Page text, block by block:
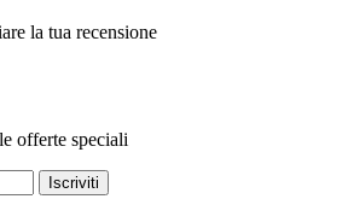
la tua recensione
offerte speciali